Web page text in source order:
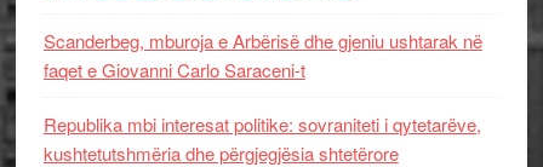
Scanderbeg, mburoja e Arbërisë dhe gjeniu ushtarak në
faqet e Giovanni Carlo Saraceni-t
Republika mbi interesat politike: sovraniteti i qytetarëve,
kushtetutshmëria dhe përgjegjësia shtetërore